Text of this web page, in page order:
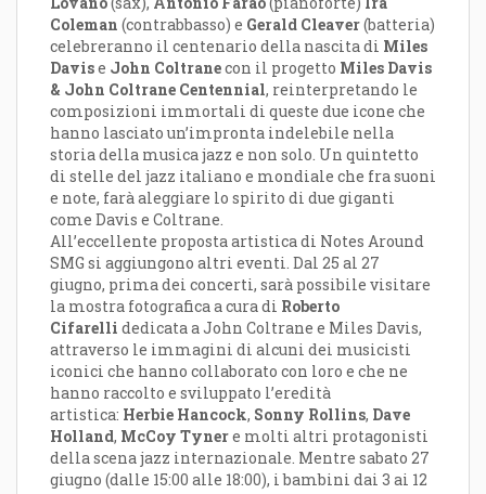
Coleman (contrabbasso) e Gerald Cleaver(batteria)
celebreranno il centenario della nascita di Miles
Davise John Coltranecon il progetto Miles Davis
& John Coltrane Centennial, reinterpretando le
composizioni immortali di queste due icone che
hanno lasciato un’impronta indelebile nella
storia della musica jazz e non solo. Un quintetto
di stelle del jazz italiano e mondiale che fra suoni
e note, farà aleggiare lo spirito di due giganti
come Davis e Coltrane.
All’eccellente proposta artistica di Notes Around
SMG si aggiungono altri eventi. Dal 25 al 27
giugno, prima dei concerti, sarà possibile visitare
la mostra fotografica a cura di Roberto
Cifarelli dedicata a John Coltrane e Miles Davis,
attraverso le immagini di alcuni dei musicisti
iconici che hanno collaborato con loro e che ne
hanno raccolto e sviluppato l’eredità
artistica: Herbie Hancock, Sonny Rollins, Dave
Holland, McCoy Tynere molti altri protagonisti
della scena jazz internazionale. Mentre sabato 27
giugno (dalle 15:00 alle 18:00), i bambini dai 3 ai 12